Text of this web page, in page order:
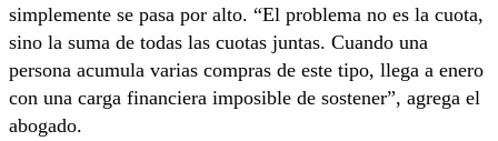
simplemente se pasa por alto. “El problema no es la cuota,
sino la suma de todas las cuotas juntas. Cuando una
persona acumula varias compras de este tipo, llega a enero
con una carga financiera imposible de sostener”, agrega el
abogado.